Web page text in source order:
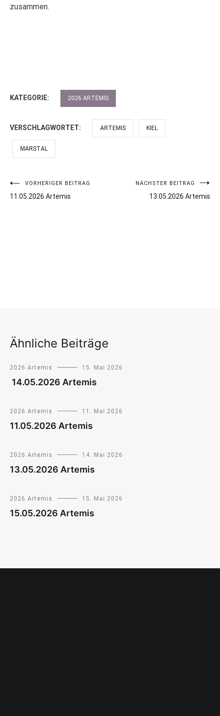
zusammen.
KATEGORIE: 2026 ARTEMIS
VERSCHLAGWORTET: ARTEMIS KIEL
MARSTAL
Beitragsnavigation
VORHERIGER BEITRAG
11.05.2026 Artemis
NÄCHSTER BEITRAG
13.05.2026 Artemis
Ähnliche Beiträge
2026 Artemis 15. Mai 2026
14.05.2026 Artemis
2026 Artemis 11. Mai 2026
11.05.2026 Artemis
2026 Artemis 14. Mai 2026
13.05.2026 Artemis
2026 Artemis 15. Mai 2026
15.05.2026 Artemis